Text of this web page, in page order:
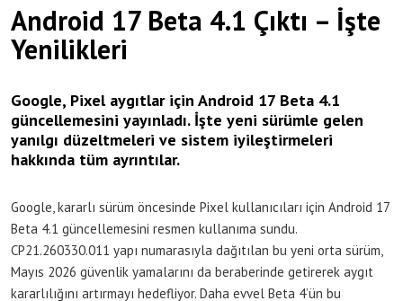
Android 17 Beta 4.1 Çıktı – İşte
Yenilikleri
Google, Pixel aygıtlar için Android 17 Beta 4.1
güncellemesini yayınladı. İşte yeni sürümle gelen
yanılgı düzeltmeleri ve sistem iyileştirmeleri
hakkında tüm ayrıntılar.
Google, kararlı sürüm öncesinde Pixel kullanıcıları için Android 17
Beta 4.1 güncellemesini resmen kullanıma sundu.
CP21.260330.011 yapı numarasıyla dağıtılan bu yeni orta sürüm,
Mayıs 2026 güvenlik yamalarını da beraberinde getirerek aygıt
kararlılığını artırmayı hedefliyor. Daha evvel Beta 4’ün bu